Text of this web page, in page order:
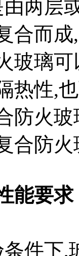
两层
合而
玻璃
热性,
防火
合防
能要求
件下,